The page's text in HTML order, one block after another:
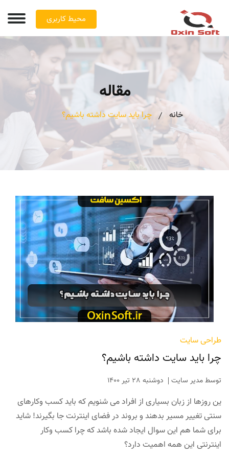
محیط کاربری
مقاله
خانه چرا باید سایت داشته باشیم؟
طراحی سایت
چرا باید سایت داشته باشیم؟
توسطمدیر سایت دوشنبه 28 تیر 1400
ین روزها از زبان بسیاری از افراد می شنویم که باید کسب وکارهای
سنتی تغییر مسیر بدهند و بروند در فضای اینترنت جا بگیرند! شاید
برای شما هم این سوال ایجاد شده باشد که چرا کسب وکار
اینترنتی این همه اهمیت دارد؟